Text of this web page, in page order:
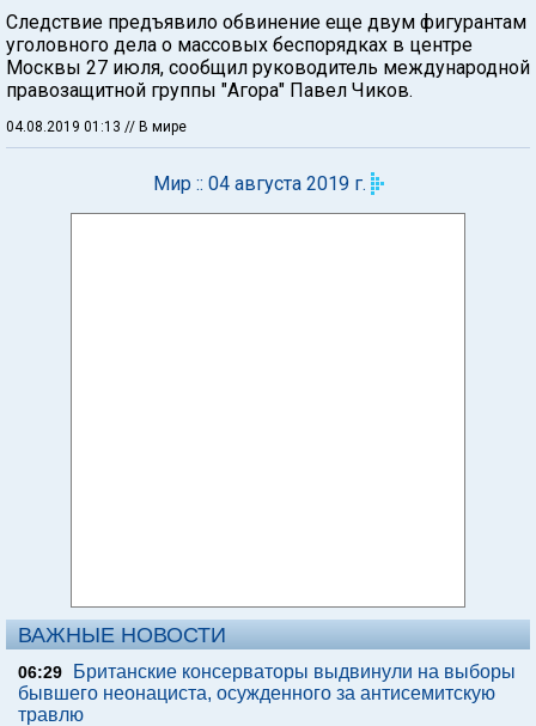
Следствие предъявило обвинение еще двум фигурантам
уголовного дела о массовых беспорядках в центре
Москвы 27 июля, сообщил руководитель международной
правозащитной группы "Агора" Павел Чиков.
04.08.2019 01:13 // В мире
Мир :: 04 августа 2019 г.
ВАЖНЫЕ НОВОСТИ
06:29
Британские консерваторы выдвинули на выборы
бывшего неонациста, осужденного за антисемитскую
травлю